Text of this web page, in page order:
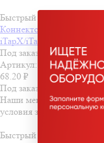
Быстрый просмотр
Коннектор
iTapX/iTap2X)
Под заказ
Артикул: EF-01-X2
68.20 ₽
Под заказ
Наши менеджеры
условия заказа
Быстрый просмотр